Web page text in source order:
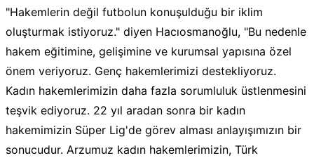
"Hakemlerin değil futbolun konuşulduğu bir iklim
oluşturmak istiyoruz." diyen Hacıosmanoğlu, "Bu nedenle
hakem eğitimine, gelişimine ve kurumsal yapısına özel
önem veriyoruz. Genç hakemlerimizi destekliyoruz.
Kadın hakemlerimizin daha fazla sorumluluk üstlenmesini
teşvik ediyoruz. 22 yıl aradan sonra bir kadın
hakemimizin Süper Lig'de görev alması anlayışımızın bir
sonucudur. Arzumuz kadın hakemlerimizin, Türk